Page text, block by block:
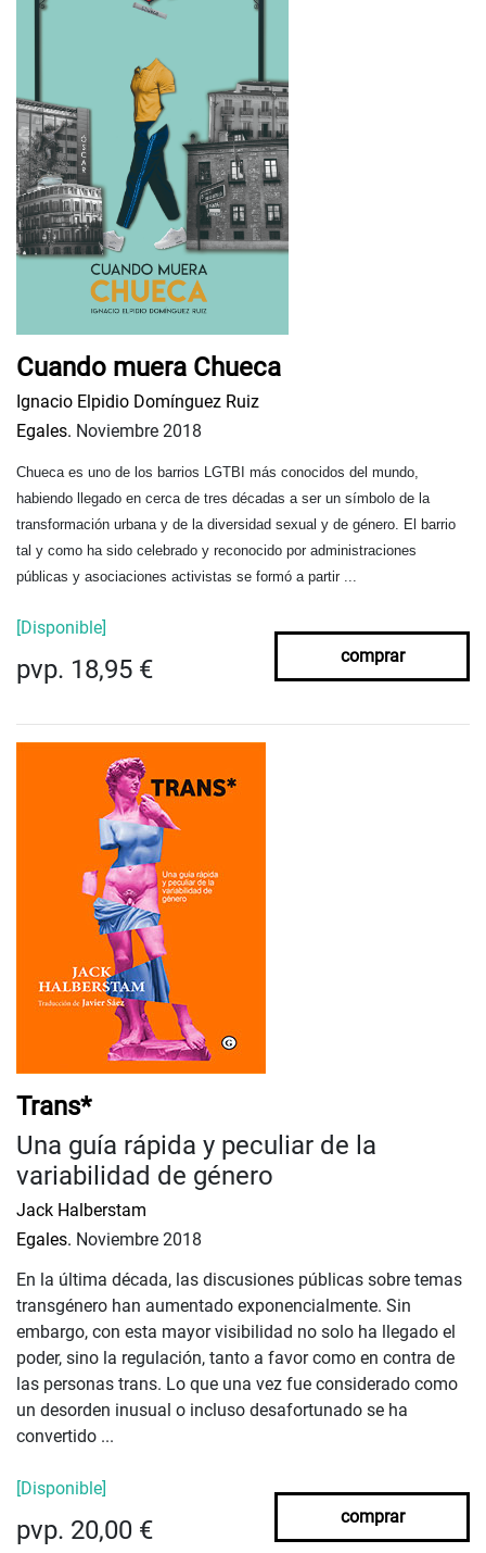
Cuando muera Chueca
Ignacio Elpidio Domínguez Ruiz
Egales. Noviembre 2018
Chueca es uno de los barrios LGTBI más conocidos del mundo,
habiendo llegado en cerca de tres décadas a ser un símbolo de la
transformación urbana y de la diversidad sexual y de género. El barrio
tal y como ha sido celebrado y reconocido por administraciones
públicas y asociaciones activistas se formó a partir ...
[Disponible]
pvp. 18,95 € comprar
Trans*
Una guía rápida y peculiar de la
variabilidad de género
Jack Halberstam
Egales. Noviembre 2018
En la última década, las discusiones públicas sobre temas
transgénero han aumentado exponencialmente. Sin
embargo, con esta mayor visibilidad no solo ha llegado el
poder, sino la regulación, tanto a favor como en contra de
las personas trans. Lo que una vez fue considerado como
un desorden inusual o incluso desafortunado se ha
convertido ...
[Disponible]
pvp. 20,00 € comprar